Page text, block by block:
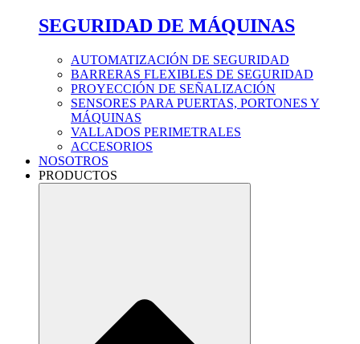
SEGURIDAD DE MÁQUINAS
AUTOMATIZACIÓN DE SEGURIDAD
BARRERAS FLEXIBLES DE SEGURIDAD
PROYECCIÓN DE SEÑALIZACIÓN
SENSORES PARA PUERTAS, PORTONES Y
MÁQUINAS
VALLADOS PERIMETRALES
ACCESORIOS
NOSOTROS
PRODUCTOS